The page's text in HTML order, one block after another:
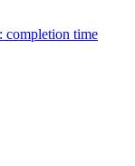
completion time